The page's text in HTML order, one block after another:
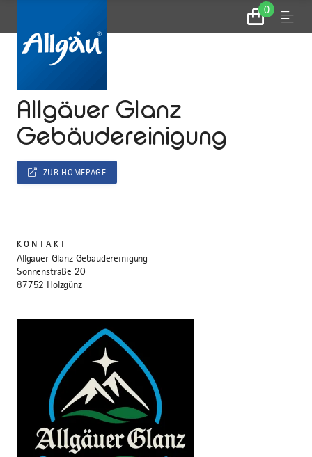
0
Zum
Warenkorb
Menu
Allgäuer Glanz
Gebäudereinigung
ZUR HOMEPAGE
KONTAKT
Allgäuer Glanz Gebäudereinigung
Sonnenstraße 20
87752 Holzgünz